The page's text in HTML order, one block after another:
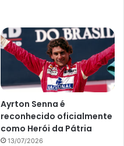
Ayrton Senna é
reconhecido oficialmente
como Herói da Pátria
13/07/2026